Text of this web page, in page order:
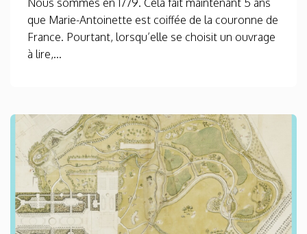
Nous sommes en 1779. Cela fait maintenant 5 ans
que Marie-Antoinette est coiffée de la couronne de
France. Pourtant, lorsqu’elle se choisit un ouvrage
à lire,...